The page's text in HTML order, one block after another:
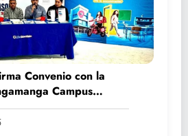
Convenio con la
Campus